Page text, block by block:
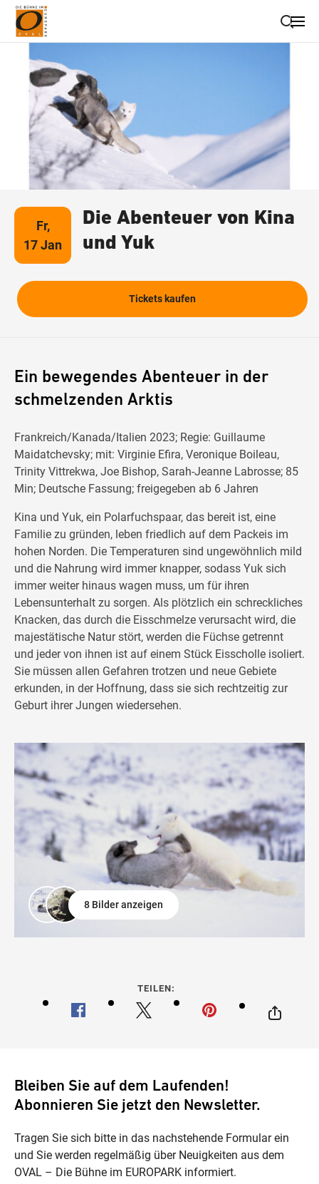
Wegbeschreibung erhalten
Fr,
17 Jan
Die Abenteuer von Kina
und Yuk
Tickets kaufen
Ein bewegendes Abenteuer in der
schmelzenden Arktis
Frankreich/Kanada/Italien 2023; Regie: Guillaume
Maidatchevsky; mit: Virginie Efira, Veronique Boileau,
Trinity Vittrekwa, Joe Bishop, Sarah-Jeanne Labrosse; 85
Min; Deutsche Fassung; freigegeben ab 6 Jahren
Kina und Yuk, ein Polarfuchspaar, das bereit ist, eine
Familie zu gründen, leben friedlich auf dem Packeis im
hohen Norden. Die Temperaturen sind ungewöhnlich mild
und die Nahrung wird immer knapper, sodass Yuk sich
immer weiter hinaus wagen muss, um für ihren
Lebensunterhalt zu sorgen. Als plötzlich ein schreckliches
Knacken, das durch die Eisschmelze verursacht wird, die
majestätische Natur stört, werden die Füchse getrennt
und jeder von ihnen ist auf einem Stück Eisscholle isoliert.
Sie müssen allen Gefahren trotzen und neue Gebiete
erkunden, in der Hoffnung, dass sie sich rechtzeitig zur
Geburt ihrer Jungen wiedersehen.
8 Bilder anzeigen
TEILEN:
Bleiben Sie auf dem Laufenden!
Abonnieren Sie jetzt den Newsletter.
Tragen Sie sich bitte in das nachstehende Formular ein
und Sie werden regelmäßig über Neuigkeiten aus dem
OVAL – Die Bühne im EUROPARK informiert.